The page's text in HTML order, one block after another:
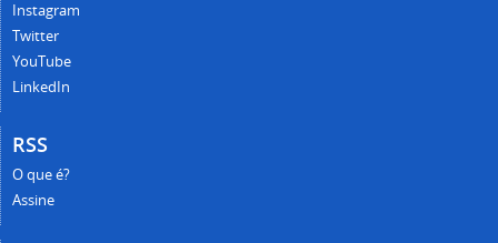
Instagram
Twitter
YouTube
LinkedIn
RSS
O que é?
Assine